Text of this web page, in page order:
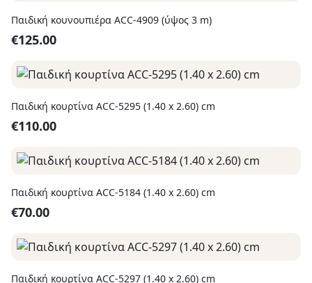
Παιδική κουνουπιέρα ACC-4909 (ύψος 3 m)
€125.00
Παιδική κουρτίνα ACC-5295 (1.40 x 2.60) cm
€110.00
Παιδική κουρτίνα ACC-5184 (1.40 x 2.60) cm
€70.00
Παιδική κουρτίνα ACC-5297 (1.40 x 2.60) cm